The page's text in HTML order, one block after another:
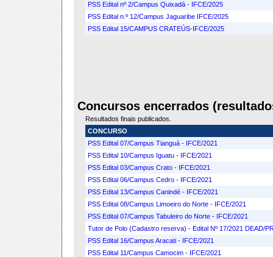
PSS Edital nº 2/Campus Quixadá - IFCE/2025
PSS Edital n.º 12/Campus Jaguaribe IFCE/2025
PSS Edital 15/CAMPUS CRATEÚS-IFCE/2025
Concursos encerrados
Resultados finais publicados.
CONCURSO
PSS Edital 07/Campus Tianguá - IFCE/2021
PSS Edital 10/Campus Iguatu - IFCE/2021
PSS Edital 03/Campus Crato - IFCE/2021
PSS Edital 06/Campus Cedro - IFCE/2021
PSS Edital 13/Campus Canindé - IFCE/2021
PSS Edital 08/Campus Limoeiro do Norte - IFCE/2021
PSS Edital 07/Campus Tabuleiro do Norte - IFCE/2021
Tutor de Polo (Cadastro reserva) - Edital Nº 17/2021 DEAD/
PSS Edital 16/Campus Aracati - IFCE/2021
PSS Edital 11/Campus Camocim - IFCE/2021